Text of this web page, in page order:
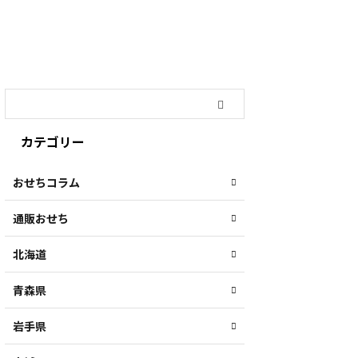
カテゴリー
おせちコラム
通販おせち
北海道
青森県
岩手県